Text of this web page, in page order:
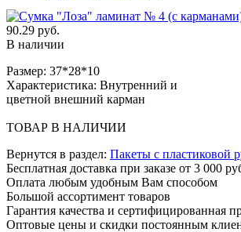
90.29 руб.
В наличии
Размер: 37*28*10
Характеристика: Внутренний и
цветной внешний карман
ТОВАР В НАЛИЧИИ
Вернутся в раздел: Пакеты с пластиковой
Бесплатная доставка при заказе от 3 000
Оплата любым удобным Вам способом
Большой ассортимент товаров
Гарантия качества и сертифицированная
Оптовые цены и скидки постоянным